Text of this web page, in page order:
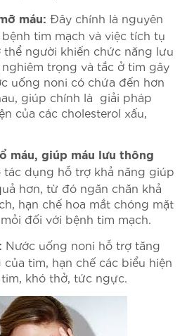
máu: Đây chính là nguyên
tim mạch và việc tích tụ
người khiến chức năng lưu
trọng và tắc ở tim gây
uống noni có chứa đến hơn
giúp chính là giải pháp
của các cholesterol xấu,
máu, giúp máu lưu thông
tác dụng hỗ trợ khả năng giúp
hơn, từ đó ngăn chăn khả
hạn chế hoa mắt chóng mặt
đối với bệnh tim mạch.
Nước uống noni hỗ trợ tăng
tim, hạn chế các biểu hiện
khó thở, tức ngực.